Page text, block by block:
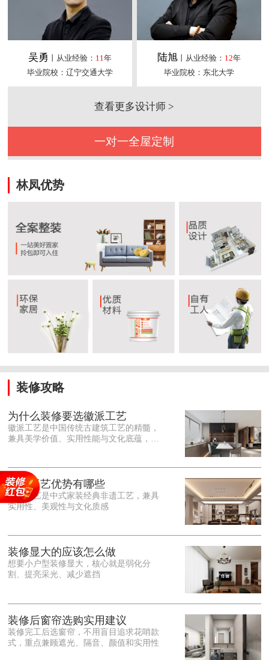
吴勇 丨从业经验： 11年
毕业院校：辽宁交通大学
陆旭丨从业经验： 12年
毕业院校：东北大学
查看更多设计师 >
一对一全屋定制
林凤优势
装修攻略
为什么装修要选徽派工艺
徽派工艺是中国传统古建筑工艺的精髓，
兼具美学价值、实用性能与文化底蕴，优
雕细琢的砖、木、石雕为特色，线条古朴
大气，意境悠远，自带东方中式雅致韵
味，耐看且不易过时。<o:p></o:p> 在工
艺品质上，徽派工艺遵循古法匠心工序，
保耐用，抗风化、耐腐蚀，使用
徽派工艺优势有哪些
徽派工艺是中式家装经典非遗工艺，兼具
实用性、美观性与文化质感
装修显大的应该怎么做
想要小户型装修显大，核心就是弱化分
割、提亮采光、减少遮挡
装修后窗帘选购实用建议
装修完工后选窗帘，不用盲目追求花哨款
式，重点兼顾遮光、隔音、颜值和实用性